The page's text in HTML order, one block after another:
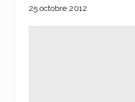
25 octobre 2012